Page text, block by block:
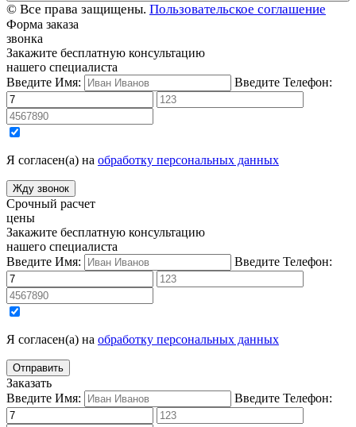
© Все права защищены. Пользовательское соглашение
Форма заказа
звонка
Закажите бесплатную консультацию
нашего специалиста
Введите Имя:
Введите Телефон:
Я согласен(а) на обработку персональных данных
Срочный расчет
цены
Закажите бесплатную консультацию
нашего специалиста
Введите Имя:
Введите Телефон:
Я согласен(а) на обработку персональных данных
Заказать
Введите Имя:
Введите Телефон: